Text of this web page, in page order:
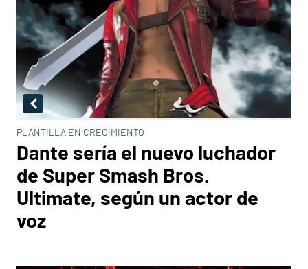
PLANTILLA EN CRECIMIENTO
Dante sería el nuevo luchador
de Super Smash Bros.
Ultimate, según un actor de
voz